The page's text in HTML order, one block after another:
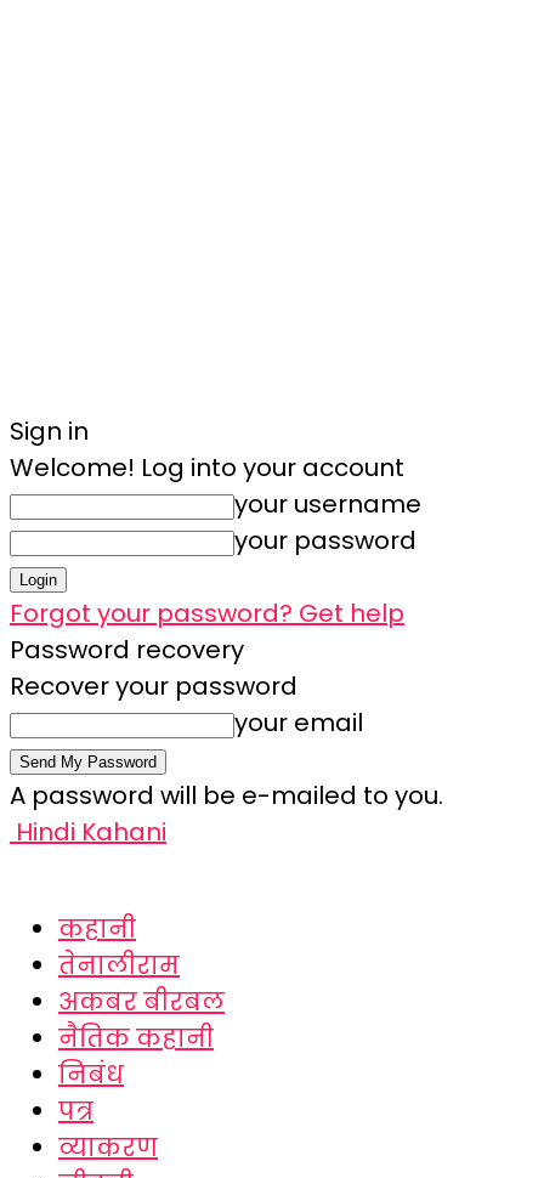
Sign in
Welcome! Log into your account
your username
your password
Forgot your password? Get help
Password recovery
Recover your password
your email
A password will be e-mailed to you.
Hindi Kahani
कहानी
तेनालीराम
अकबर बीरबल
नैतिक कहानी
निबंध
पत्र
व्याकरण